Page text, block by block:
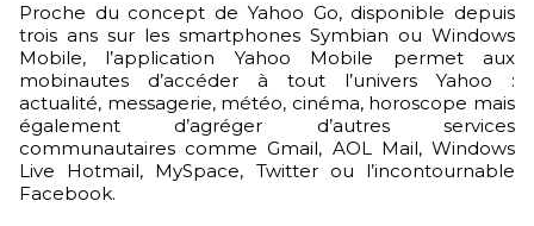
Proche du concept de Yahoo Go, disponible depuis
trois ans sur les smartphones Symbian ou Windows
Mobile, l’application Yahoo Mobile permet aux
mobinautes d’accéder à tout l’univers Yahoo :
actualité, messagerie, météo, cinéma, horoscope mais
également d’agréger d’autres services
communautaires comme Gmail, AOL Mail, Windows
Live Hotmail, MySpace, Twitter ou l’incontournable
Facebook.